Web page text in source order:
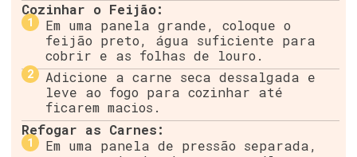
Cozinhar o Feijão:
Em uma panela grande, coloque o
feijão preto, água suficiente para
cobrir e as folhas de louro.
Adicione a carne seca dessalgada e
leve ao fogo para cozinhar até
ficarem macios.
Refogar as Carnes:
Em uma panela de pressão separada,